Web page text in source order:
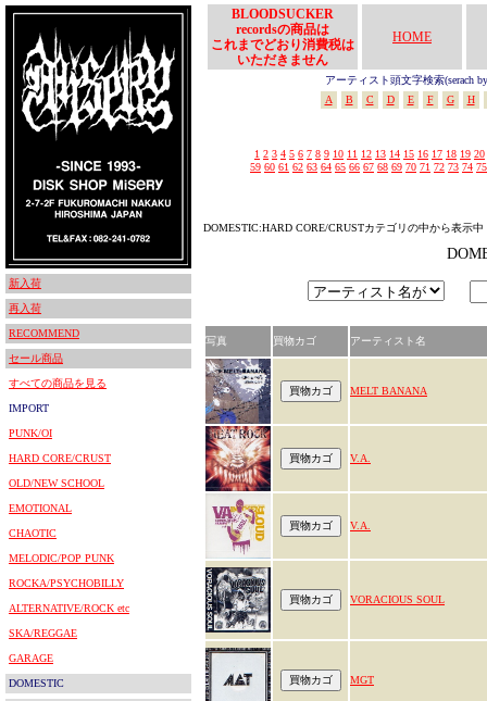
新入荷
再入荷
RECOMMEND
セール商品
すべての商品を見る
IMPORT
PUNK/OI
HARD CORE/CRUST
OLD/NEW SCHOOL
EMOTIONAL
CHAOTIC
MELODIC/POP PUNK
ROCKA/PSYCHOBILLY
ALTERNATIVE/ROCK etc
SKA/REGGAE
GARAGE
DOMESTIC
BLOODSUCKER
recordsの商品は
これまでどおり消費税は
いただきません
HOME
アーティスト頭文字検索(serach
A
B C D E F G H
1 2 3 4 5 6 7 8 9 10 11 12 13 14 15 16 17 18 19 20
59 60 61 62 63 64 65 66 67 68 69 70 71 72 73 74 75
DOMESTIC:HARD CORE/CRUSTカテゴリの中から表示中
写真 買物カゴ アーティスト名
MELT BANANA
V.A.
V.A.
VORACIOUS SOUL
MGT